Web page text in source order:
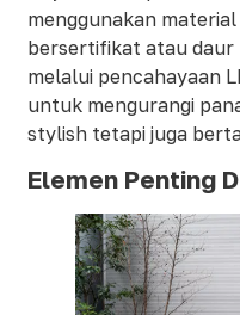
menggunakan
bersertifikat atau daur
melalui pencahayaan
untuk mengurangi
stylish tetapi juga
Elemen Penting